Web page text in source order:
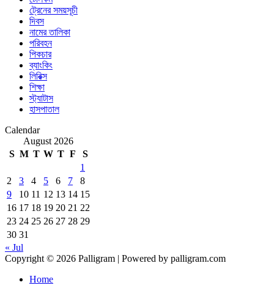
ট্রেনের সময়সূচী
দিবস
নামের তালিকা
পরিবহন
পিকচার
ব্যাংকিং
লিরিক্স
শিক্ষা
স্ট্যাটাস
হাসপাতাল
Calendar
August 2026
S M T W T F
S
1
2
3 4 5 6 7
8
9
10 11 12 13 14 15
16 17 18 19 20 21 22
23 24 25 26 27 28 29
30 31
« Jul
Copyright © 2026 Palligram | Powered by palligram.com
Home